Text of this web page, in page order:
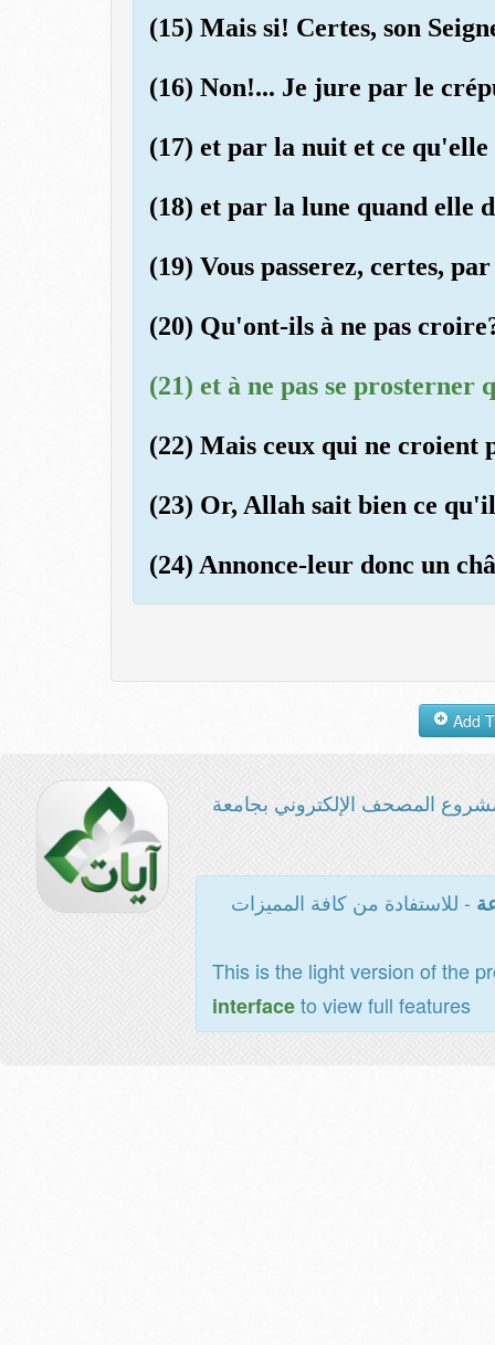
(15) Mais si! Certes, son
(16) Non!... Je jure par le
(17) et par la nuit et ce qu'elle
(18) et par la lune quand elle
(19) Vous passerez, certes,
(20) Qu'ont-ils à ne pas
(21) et à ne pas se prosterner
(22) Mais ceux qui ne croient
(23) Or, Allah sait bien ce
(24) Annonce-leur donc un
المصحف الإلكتروني بجامعة
- للاستفادة من كافة المميزات
This is the light version of the
interfaceto view full features